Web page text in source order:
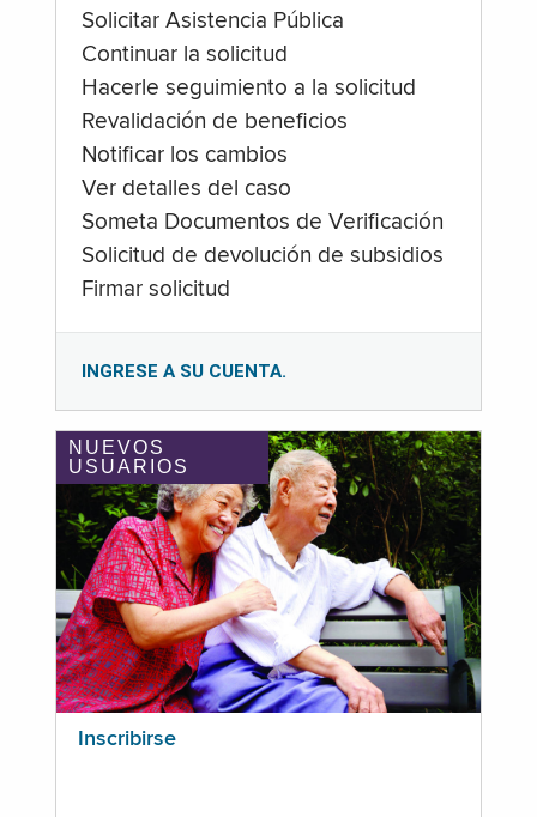
Solicitar Asistencia Pública
Continuar la solicitud
Hacerle seguimiento a la solicitud
Revalidación de beneficios
Notificar los cambios
Ver detalles del caso
Someta Documentos de Verificación
Solicitud de devolución de subsidios
Firmar solicitud
INGRESE A SU CUENTA.
NUEVOS
USUARIOS
Inscribirse